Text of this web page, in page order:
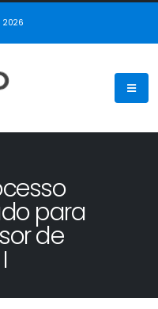
2026
para
de